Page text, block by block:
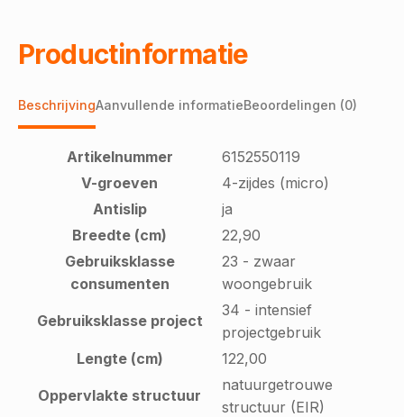
Productinformatie
BeschrijvingAanvullende informatieBeoordelingen (0)
Artikelnummer
6152550119
V-groeven
4-zijdes (micro)
Antislip
ja
Breedte (cm)
22,90
Gebruiksklasse
consumenten
23 - zwaar
woongebruik
Gebruiksklasse project
34 - intensief
projectgebruik
Lengte (cm)
122,00
Oppervlakte structuur
natuurgetrouwe
structuur (EIR)